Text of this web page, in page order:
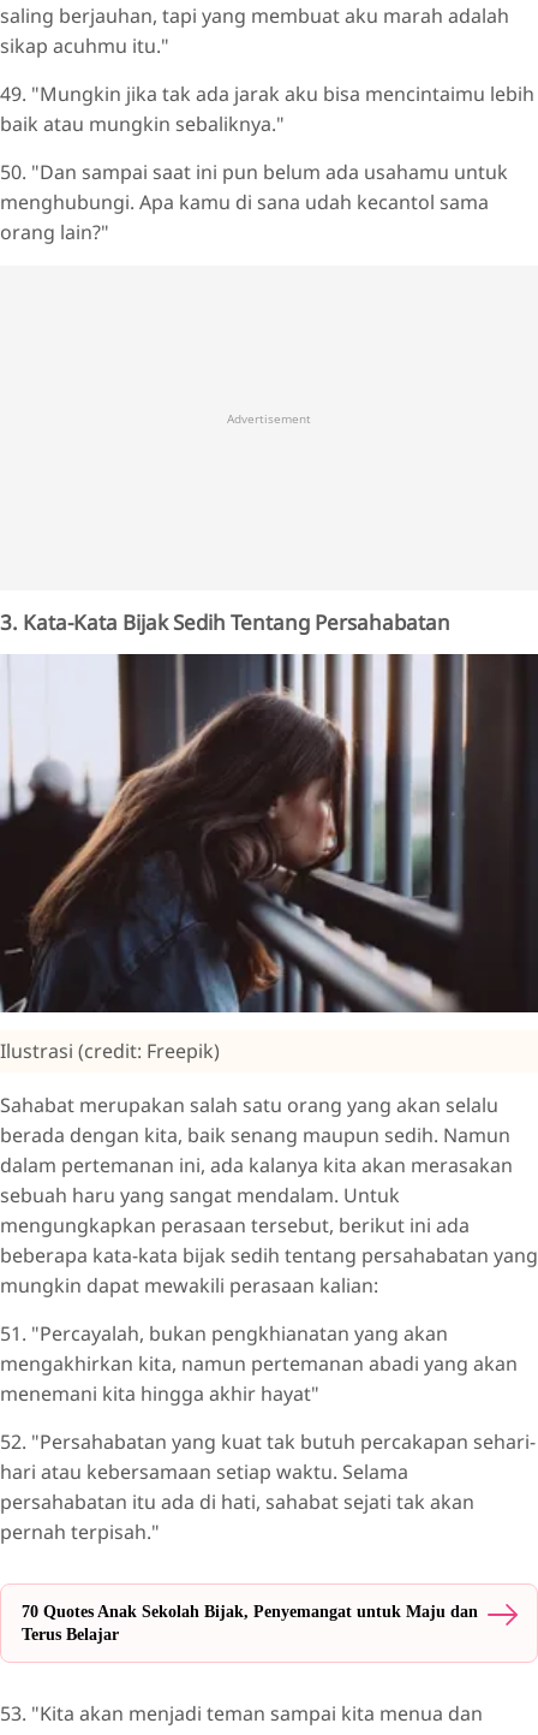
saling berjauhan, tapi yang membuat aku marah adalah
sikap acuhmu itu."
49. "Mungkin jika tak ada jarak aku bisa mencintaimu lebih
baik atau mungkin sebaliknya."
50. "Dan sampai saat ini pun belum ada usahamu untuk
menghubungi. Apa kamu di sana udah kecantol sama
orang lain?"
Advertisement
3. Kata-Kata Bijak Sedih Tentang Persahabatan
Ilustrasi (credit: Freepik)
Sahabat merupakan salah satu orang yang akan selalu
berada dengan kita, baik senang maupun sedih. Namun
dalam pertemanan ini, ada kalanya kita akan merasakan
sebuah haru yang sangat mendalam. Untuk
mengungkapkan perasaan tersebut, berikut ini ada
beberapa kata-kata bijak sedih tentang persahabatan yang
mungkin dapat mewakili perasaan kalian:
51. "Percayalah, bukan pengkhianatan yang akan
mengakhirkan kita, namun pertemanan abadi yang akan
menemani kita hingga akhir hayat"
52. "Persahabatan yang kuat tak butuh percakapan sehari-
hari atau kebersamaan setiap waktu. Selama
persahabatan itu ada di hati, sahabat sejati tak akan
pernah terpisah."
70 Quotes Anak Sekolah Bijak, Penyemangat untuk Maju dan
Terus Belajar
53. "Kita akan menjadi teman sampai kita menua dan